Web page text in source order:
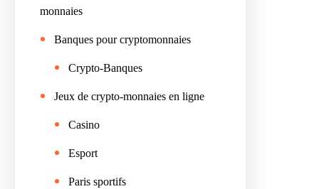
monnaies
Banques pour cryptomonnaies
Crypto-Banques
Jeux de crypto-monnaies en ligne
Casino
Esport
Paris sportifs